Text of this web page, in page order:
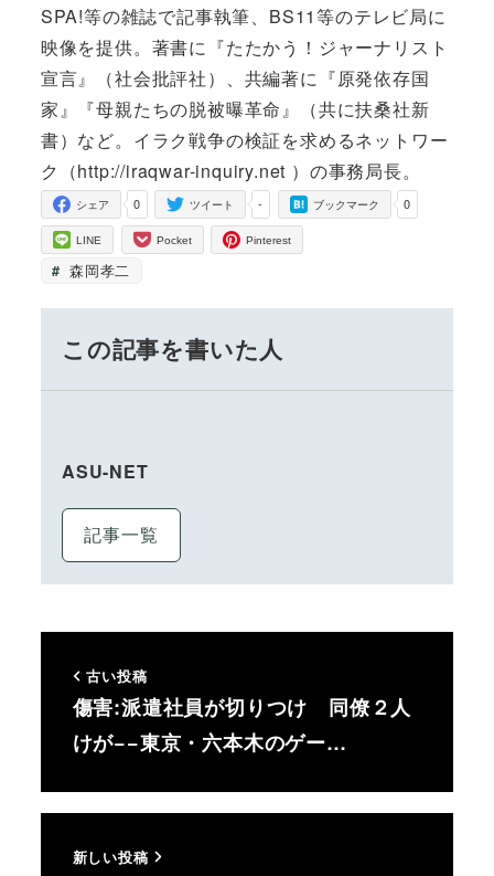
SPA!等の雑誌で記事執筆、BS11等のテレビ局に
映像を提供。著書に『たたかう！ジャーナリスト
宣言』（社会批評社）、共編著に『原発依存国
家』『母親たちの脱被曝革命』（共に扶桑社新
書）など。イラク戦争の検証を求めるネットワー
ク（http://iraqwar-inquiry.net ）の事務局長。
0
シェア -
ツイート 0
ブックマーク
LINE Pocket Pinterest
森岡孝二
この記事を書いた人
ASU-NET
記事一覧
古い投稿
傷害:派遣社員が切りつけ 同僚２人
けが−−東京・六本木のゲー…
新しい投稿